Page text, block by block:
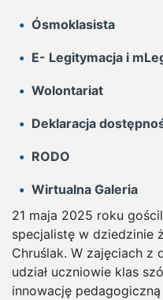
Ósmoklasista
E- Legitymacja i
Wolontariat
Deklaracja
RODO
Wirtualna Galeria
21 maja 2025 roku
specjalistę w dziedzinie
Chruślak. W zajęciach z
udział uczniowie klas
innowację pedagogiczną